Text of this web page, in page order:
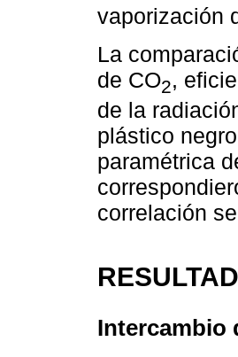
vaporización
La
de CO2,
de la
plástico
paramétrica
correlación
Intercambio